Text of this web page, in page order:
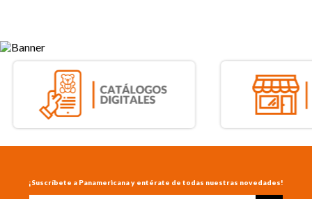
¡Suscríbete a Panamericana y entérate de todas nuestras novedades!